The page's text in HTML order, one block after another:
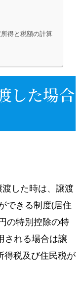
得と税額の計算
した場合
した時は、譲渡
できる制度(居住
の特別控除の特
れる場合は譲
得税及び住民税が